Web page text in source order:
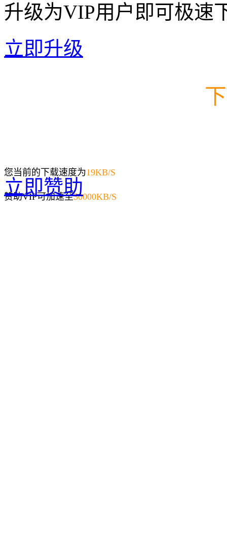
升级为VIP用户即可极速
立即升级
您当前的下载速度为19KB/S
赞助VIP可加速至50000KB/S
立即赞助